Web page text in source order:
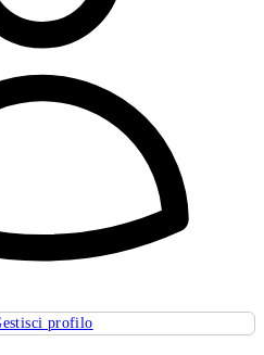
profilo